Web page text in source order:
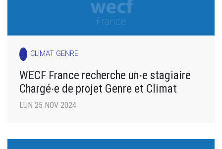
CLIMAT GENRE
WECF France recherche un∙e stagiaire
Chargé∙e de projet Genre et Climat
LUN 25 NOV 2024